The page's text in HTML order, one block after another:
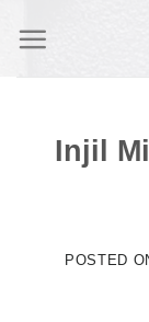
Injil
POSTED